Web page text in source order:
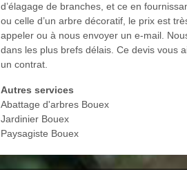
d’élagage de branches, et ce en
ou celle d’un arbre décoratif, le prix est
appeler ou à nous envoyer un e-mail.
dans les plus brefs délais. Ce devis vous
un contrat.
Autres services
Abattage d'arbres Bouex
Jardinier Bouex
Paysagiste Bouex